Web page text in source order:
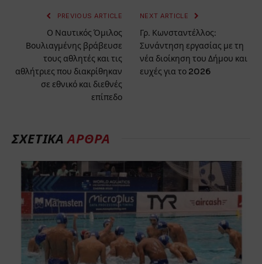
PREVIOUS ARTICLE
Ο Ναυτικός Όμιλος
Βουλιαγμένης βράβευσε
τους αθλητές και τις
αθλήτριες που διακρίθηκαν
σε εθνικό και διεθνές
επίπεδο
NEXT ARTICLE
Γρ. Κωνσταντέλλος:
Συνάντηση εργασίας με τη
νέα διοίκηση του Δήμου και
ευχές για το 2026
ΣΧΕΤΙΚΑΑΡΘΡΑ